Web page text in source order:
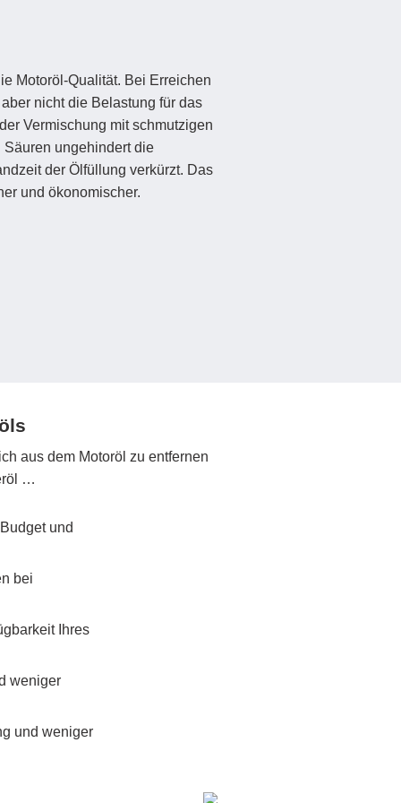
Motoröl-Qualität. Bei Erreichen
nicht die Belastung für das
Vermischung mit schmutzigen
ungehindert die
der Ölfüllung verkürzt. Das
und ökonomischer.
aus dem Motoröl zu entfernen
…
und
bei
Ihres
weniger
und weniger